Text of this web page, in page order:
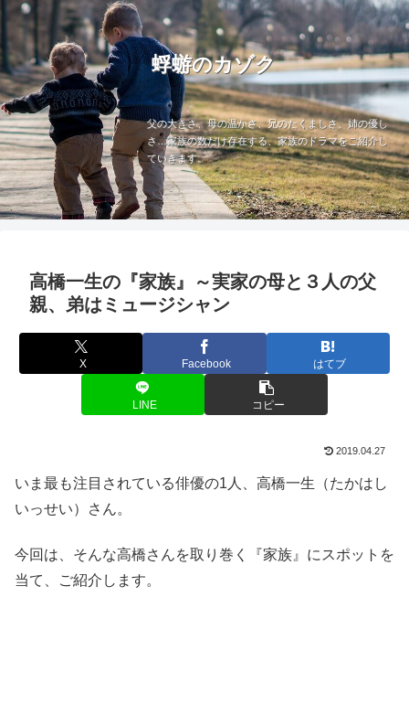
蜉蝣のカゾク
父の大きさ、母の温かさ、兄のたくましさ、姉の優し
さ…家族の数だけ存在する、家族のドラマをご紹介し
ていきます。
高橋一生の『家族』～実家の母と３人の父
親、弟はミュージシャン
X Facebook はてブ
LINE コピー
2019.04.27
いま最も注目されている俳優の1人、高橋一生（たかはし
いっせい）さん。
今回は、そんな高橋さんを取り巻く『家族』にスポットを
当て、ご紹介します。